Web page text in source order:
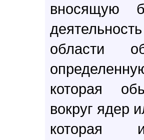
вносящую
области
которая
вокруг ядер
которая